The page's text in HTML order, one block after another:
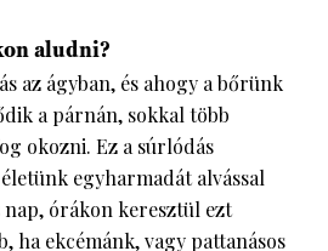
aludni?
az ágyban, és ahogy a bőrünk
a párnán, sokkal több
okozni. Ez a súrlódás
egyharmadát alvással
órákon keresztül ezt
ha ekcémánk, vagy pattanásos